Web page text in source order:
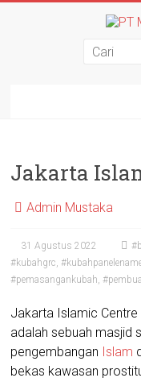
Jakarta
Admin Mustaka
31 Agustus 2022
#kubahgrc,
#pemasangankubah,
Jakarta Islamic Centre
adalah sebuah masjid
pengembangan Islam
bekas kawasan